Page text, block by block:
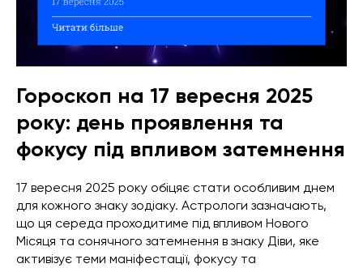
Гороскоп на 17 вересня 2025
року: день проявлення та
фокусу під впливом затемнення
17 вересня 2025 року обіцяє стати особливим днем
для кожного знаку зодіаку. Астрологи зазначають,
що ця середа проходитиме під впливом Нового
Місяця та сонячного затемнення в знаку Діви, яке
активізує теми маніфестації, фокусу та